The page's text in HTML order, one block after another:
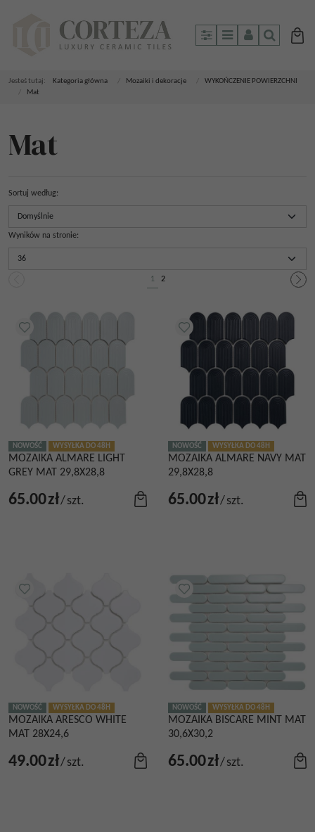
PanelMenuPanelSzukaj
Jesteś tutaj: Kategoria główna Mozaiki i dekoracje
WYKOŃCZENIE POWIERZCHNI
Mat
Mat
Sortuj według:
Wyników na stronie:
1 2
NOWOŚĆ WYSYŁKA DO 48H
MOZAIKA ALMARE LIGHT
GREY MAT 29,8X28,8
65.00zł/szt.
NOWOŚĆ WYSYŁKA DO 48H
MOZAIKA ALMARE NAVY MAT
29,8X28,8
65.00zł/szt.
NOWOŚĆ WYSYŁKA DO 48H
MOZAIKA ARESCO WHITE
MAT 28X24,6
49.00zł/szt.
NOWOŚĆ WYSYŁKA DO 48H
MOZAIKA BISCARE MINT MAT
30,6X30,2
65.00zł/szt.